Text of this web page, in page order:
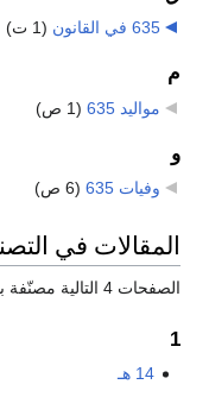
635 في القانون (1 ت)
م
مواليد 635 (1 ص)
و
وفيات 635 (6 ص)
المقالات في
الصفحات 4 التالية مصنّفة بهذا التصنيف، من إجمالي 4.
1
14 هـ